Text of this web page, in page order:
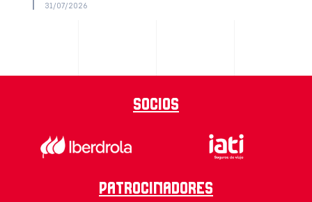
31/07/2026
Socios
Patrocinadores